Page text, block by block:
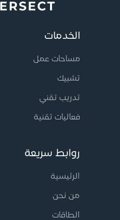
الخدمات
مساحات عمل
تشبيك
تدريب تقني
فعاليات تقنية
روابط سريعة
الرئيسية
من نحن
الطاقات